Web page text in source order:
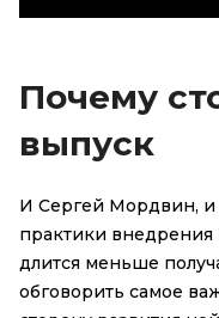
Почему
выпуск
И Сергей Мордвин,
практики
длится меньше
обговорить самое